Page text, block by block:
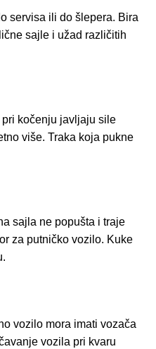
servisa ili do šlepera. Bira
sajle i užad različitih
kočenju javljaju sile
više. Traka koja pukne
sajla ne popušta i traje
za putničko vozilo. Kuke
vozilo mora imati vozača
vozila pri kvaru